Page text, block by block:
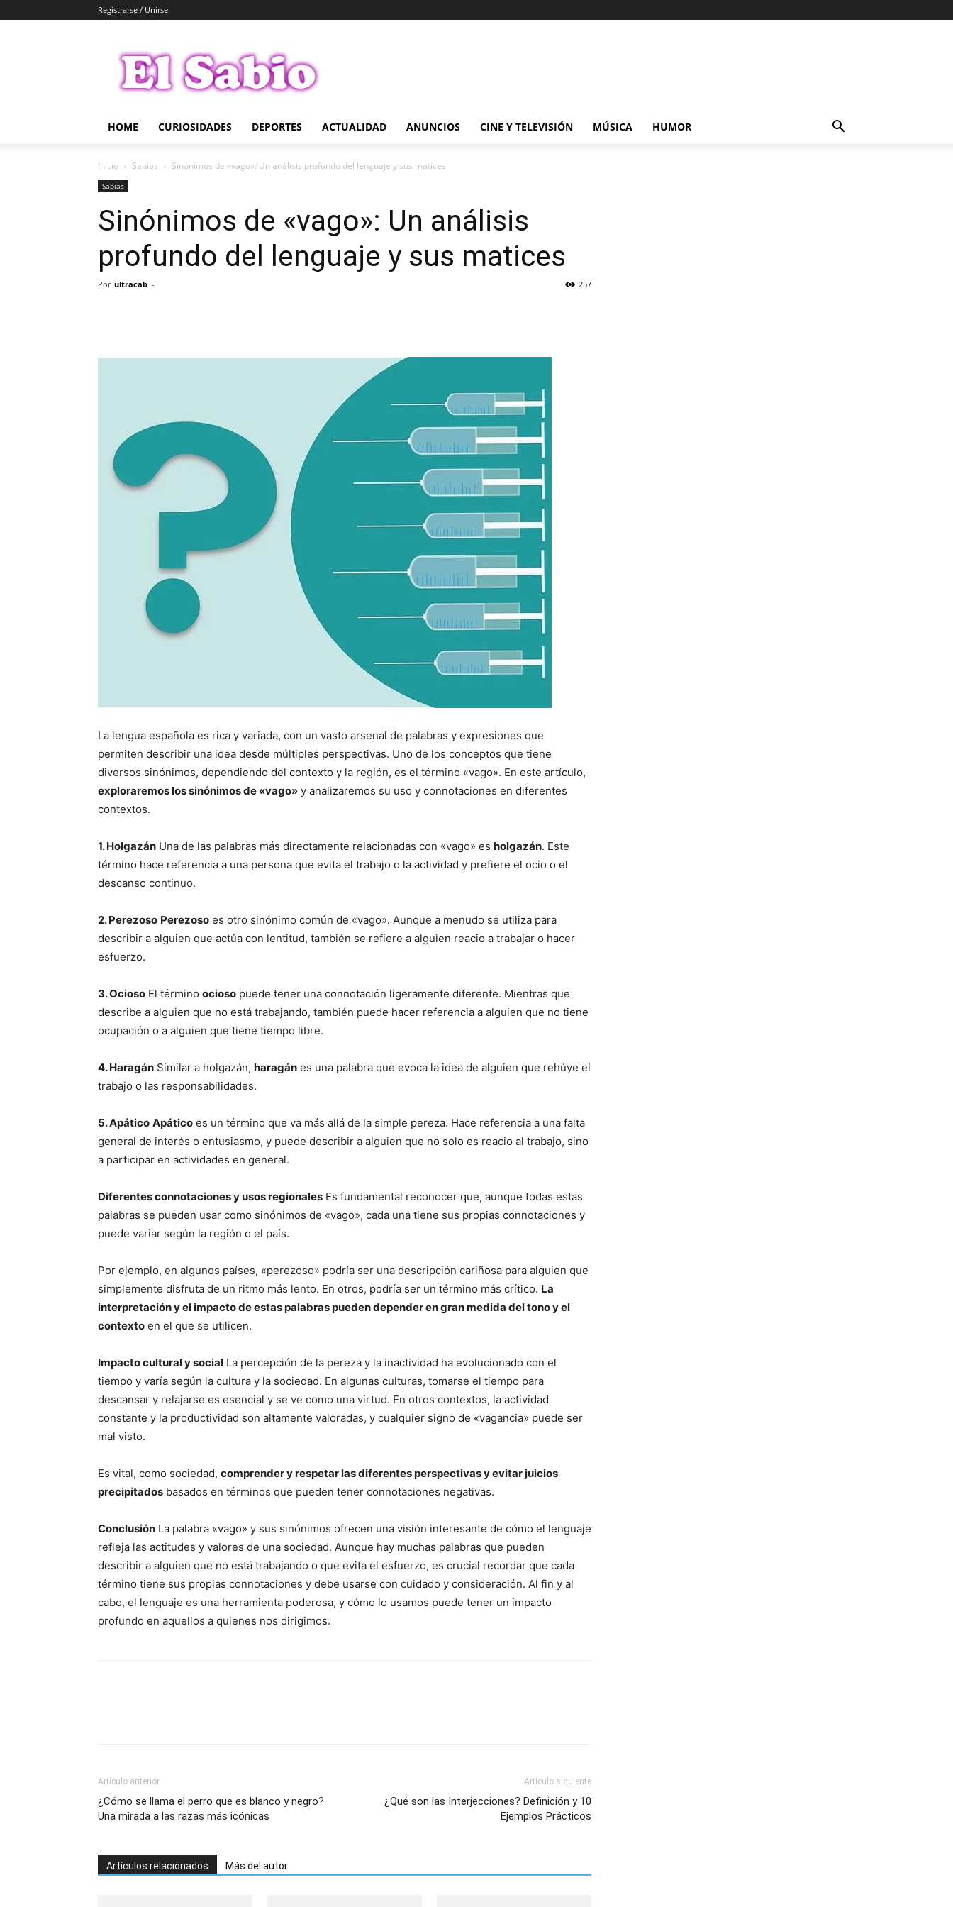
Registrarse / Unirse
Sabio
HOME CURIOSIDADES DEPORTES ACTUALIDAD ANUNCIOS CINE Y TELEVISIÓN MÚSICA HUMOR
Inicio Sabias Sinónimos de «vago»: Un análisis profundo del lenguaje y sus matices
Sabias
Sinónimos de «vago»: Un análisis
profundo del lenguaje y sus matices
Por ultracab - 257
La lengua española es rica y variada, con un vasto arsenal de palabras y expresiones que
permiten describir una idea desde múltiples perspectivas. Uno de los conceptos que tiene
diversos sinónimos, dependiendo del contexto y la región, es el término «vago». En este artículo,
exploraremos los sinónimos de «vago» y analizaremos su uso y connotaciones en diferentes
contextos.
1. Holgazán Una de las palabras más directamente relacionadas con «vago» es holgazán. Este
término hace referencia a una persona que evita el trabajo o la actividad y prefiere el ocio o el
descanso continuo.
2. Perezoso Perezoso es otro sinónimo común de «vago». Aunque a menudo se utiliza para
describir a alguien que actúa con lentitud, también se refiere a alguien reacio a trabajar o hacer
esfuerzo.
3. Ocioso El término ocioso puede tener una connotación ligeramente diferente. Mientras que
describe a alguien que no está trabajando, también puede hacer referencia a alguien que no tiene
ocupación o a alguien que tiene tiempo libre.
4. Haragán Similar a holgazán, haragán es una palabra que evoca la idea de alguien que rehúye el
trabajo o las responsabilidades.
5. Apático Apático es un término que va más allá de la simple pereza. Hace referencia a una falta
general de interés o entusiasmo, y puede describir a alguien que no solo es reacio al trabajo, sino
a participar en actividades en general.
Diferentes connotaciones y usos regionales Es fundamental reconocer que, aunque todas estas
palabras se pueden usar como sinónimos de «vago», cada una tiene sus propias connotaciones y
puede variar según la región o el país.
Por ejemplo, en algunos países, «perezoso» podría ser una descripción cariñosa para alguien que
simplemente disfruta de un ritmo más lento. En otros, podría ser un término más crítico. La
interpretación y el impacto de estas palabras pueden depender en gran medida del tono y el
contexto en el que se utilicen.
Impacto cultural y social La percepción de la pereza y la inactividad ha evolucionado con el
tiempo y varía según la cultura y la sociedad. En algunas culturas, tomarse el tiempo para
descansar y relajarse es esencial y se ve como una virtud. En otros contextos, la actividad
constante y la productividad son altamente valoradas, y cualquier signo de «vagancia» puede ser
mal visto.
Es vital, como sociedad, comprender y respetar las diferentes perspectivas y evitar juicios
precipitados basados en términos que pueden tener connotaciones negativas.
Conclusión La palabra «vago» y sus sinónimos ofrecen una visión interesante de cómo el lenguaje
refleja las actitudes y valores de una sociedad. Aunque hay muchas palabras que pueden
describir a alguien que no está trabajando o que evita el esfuerzo, es crucial recordar que cada
término tiene sus propias connotaciones y debe usarse con cuidado y consideración. Al fin y al
cabo, el lenguaje es una herramienta poderosa, y cómo lo usamos puede tener un impacto
profundo en aquellos a quienes nos dirigimos.
Artículo anterior
¿Cómo se llama el perro que es blanco y negro?
Una mirada a las razas más icónicas
Artículo siguiente
¿Qué son las Interjecciones? Definición y 10
Ejemplos Prácticos
Artículos relacionados Más del autor